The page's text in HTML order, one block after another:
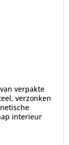
verpakte
verzonken
interieur